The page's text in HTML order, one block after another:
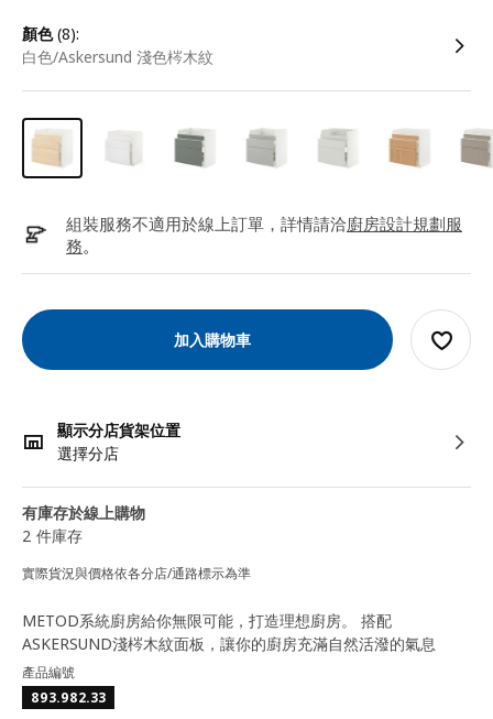
顏色(8):
白色/Askersund 淺色梣木紋
組裝服務不適用於線上訂單，詳情請洽廚房設計規劃服
務。
加入購物車
顯示分店貨架位置
選擇分店
有庫存於線上購物
2 件庫存
實際貨況與價格依各分店/通路標示為準
METOD系統廚房給你無限可能，打造理想廚房。 搭配
ASKERSUND淺梣木紋面板，讓你的廚房充滿自然活潑的氣息
產品編號
893.982.33